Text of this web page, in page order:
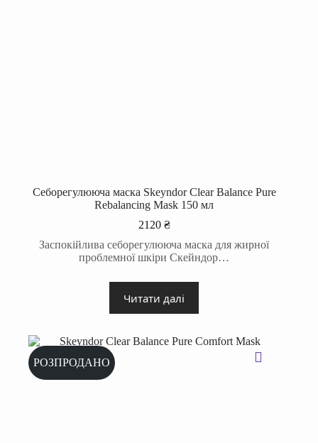
Cеборегулююча маска Skeyndor Clear Balance Pure
Rebalancing Mask 150 мл
2120 ₴
Заспокійлива себорегулююча маска для жирної
проблемної шкіри Скейндор…
Читати далі
РОЗПРОДАНО